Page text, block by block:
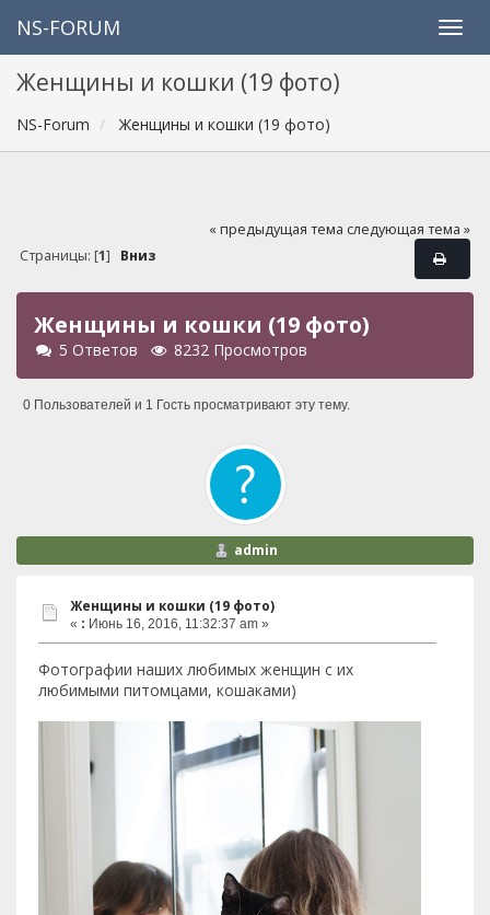
NS-FORUM
Женщины и кошки (19 фото)
NS-Forum Женщины и кошки (19 фото)
« предыдущая тема следующая тема »
Страницы: [1] Вниз
Женщины и кошки (19 фото)
5 Ответов 8232 Просмотров
0 Пользователей и 1 Гость просматривают эту тему.
admin
Женщины и кошки (19 фото)
« : Июнь 16, 2016, 11:32:37 am »
Фотографии наших любимых женщин с их
любимыми питомцами, кошаками)